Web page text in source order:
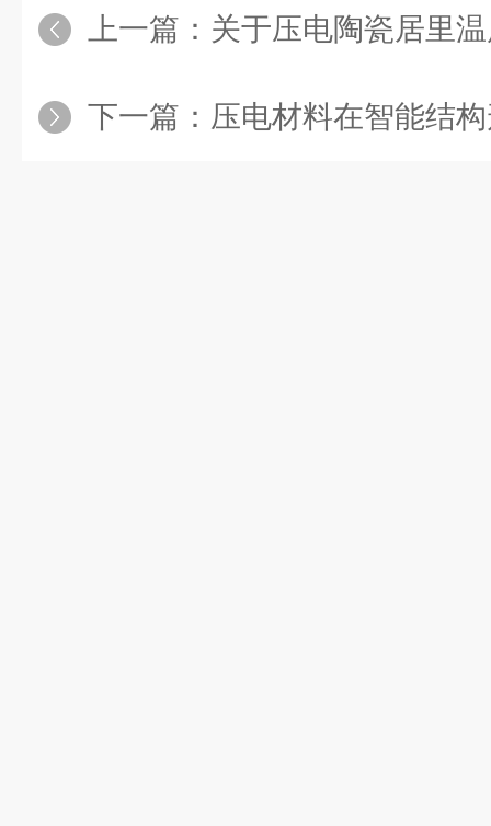
上一篇： 关于压电陶瓷居里温
下一篇： 压电材料在智能结构形状和